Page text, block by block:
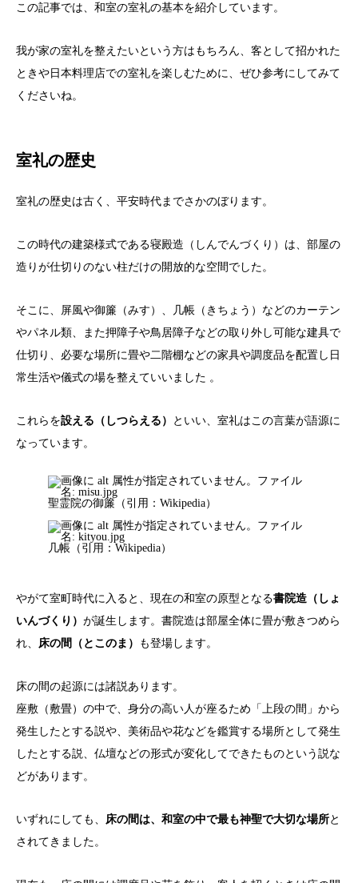
この記事では、和室の室礼の基本を紹介しています。
我が家の室礼を整えたいという方はもちろん、客として招かれた
ときや日本料理店での室礼を楽しむために、ぜひ参考にしてみて
くださいね。
室礼の歴史
室礼の歴史は古く、平安時代までさかのぼります。
この時代の建築様式である寝殿造（しんでんづくり）は、部屋の
造りが仕切りのない柱だけの開放的な空間でした。
そこに、屏風や御簾（みす）、几帳（きちょう）などのカーテン
やパネル類、また押障子や鳥居障子などの取り外し可能な建具で
仕切り、必要な場所に畳や二階棚などの家具や調度品を配置し日
常生活や儀式の場を整えていいました 。
これらを設える（しつらえる）
といい、室礼はこの言葉が語源に
なっています。
聖霊院の御簾（引用：Wikipedia）
几帳（引用：Wikipedia）
やがて室町時代に入ると、現在の和室の原型となる書院造（しょ
いんづくり） が誕生します。書院造は部屋全体に畳が敷きつめら
れ、 床の間（とこのま） も登場します。
床の間の起源には諸説あります。
座敷（敷畳）の中で、身分の高い人が座るため「上段の間」から
発生したとする説や、美術品や花などを鑑賞する場所として発生
したとする説、仏壇などの形式が変化してできたものという説な
どがあります。
いずれにしても、 床の間は、和室の中で最も神聖で大切な場所と
されてきました。